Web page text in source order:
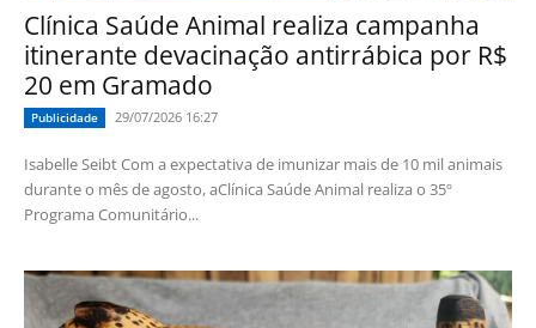
Clínica Saúde Animal realiza campanha
itinerante devacinação antirrábica por R$
20 em Gramado
Publicidade 29/07/2026 16:27
Isabelle Seibt Com a expectativa de imunizar mais de 10 mil animais
durante o mês de agosto, aClínica Saúde Animal realiza o 35º
Programa Comunitário...